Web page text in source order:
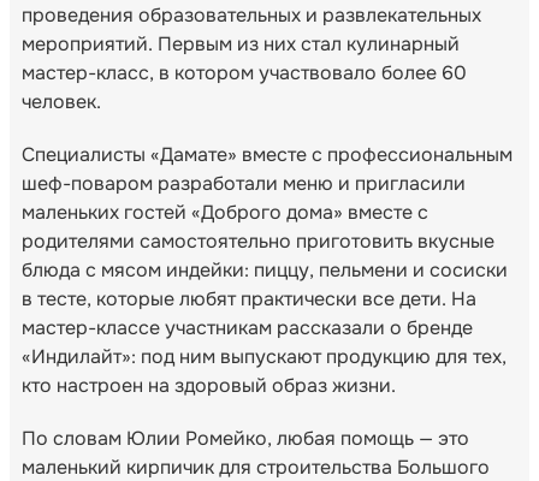
проведения образовательных и развлекательных
мероприятий. Первым из них стал кулинарный
мастер-класс, в котором участвовало более 60
человек.
Специалисты «Дамате» вместе с профессиональным
шеф-поваром разработали меню и пригласили
маленьких гостей «Доброго дома» вместе с
родителями самостоятельно приготовить вкусные
блюда с мясом индейки: пиццу, пельмени и сосиски
в тесте, которые любят практически все дети. На
мастер-классе участникам рассказали о бренде
«Индилайт»: под ним выпускают продукцию для тех,
кто настроен на здоровый образ жизни.
По словам Юлии Ромейко, любая помощь — это
маленький кирпичик для строительства Большого